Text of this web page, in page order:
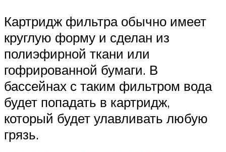
Картридж фильтра обычно имеет
круглую форму и сделан из
полиэфирной ткани или
гофрированной бумаги. В
бассейнах с таким фильтром вода
будет попадать в картридж,
который будет улавливать любую
грязь.